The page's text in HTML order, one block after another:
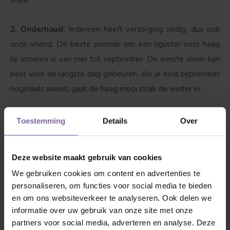
Toestemming Details Over
Deze website maakt gebruik van cookies
We gebruiken cookies om content en advertenties te
personaliseren, om functies voor social media te bieden
en om ons websiteverkeer te analyseren. Ook delen we
informatie over uw gebruik van onze site met onze
partners voor social media, adverteren en analyse. Deze
2. Onderhoud: Iedereen heeft verzorging nodig, dus ook
onze vriend. De beste periode om een liguster voor haag
te snoeien is van mei tot september. De eerstesnoei kan
best voor de langste dag gebeuren. Als je eind september
nogmaals snoeit, gaat de haag mooi strak de winter in.
3. Dorst?Ja, zeker als hij net is geplant is het van belang
dat de Ligustrum Ovalifolium water krijgt, maar wel pas
emmers water per week wordt hij blij, als het boven de 25
graden wordt drinkt hij graag tussen de 3-4 emmers water
per week.
Goed om te weten